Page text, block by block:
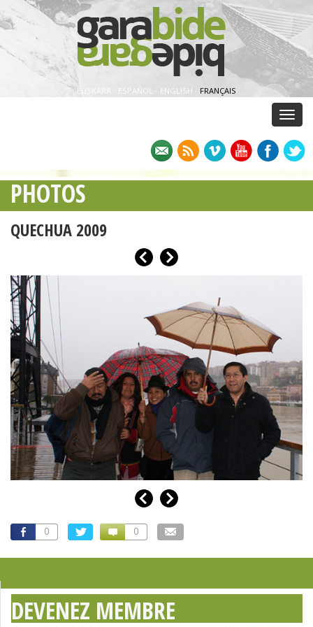
EUSKARA ESPAÑOL · ENGLISH · FRANÇAIS
PHOTOS
QUECHUA 2009
0 0
DEVENEZ MEMBRE